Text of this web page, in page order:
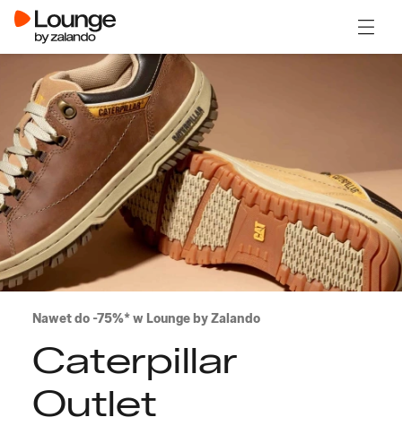
Nawet do -75%* w Lounge by Zalando
Caterpillar
Outlet